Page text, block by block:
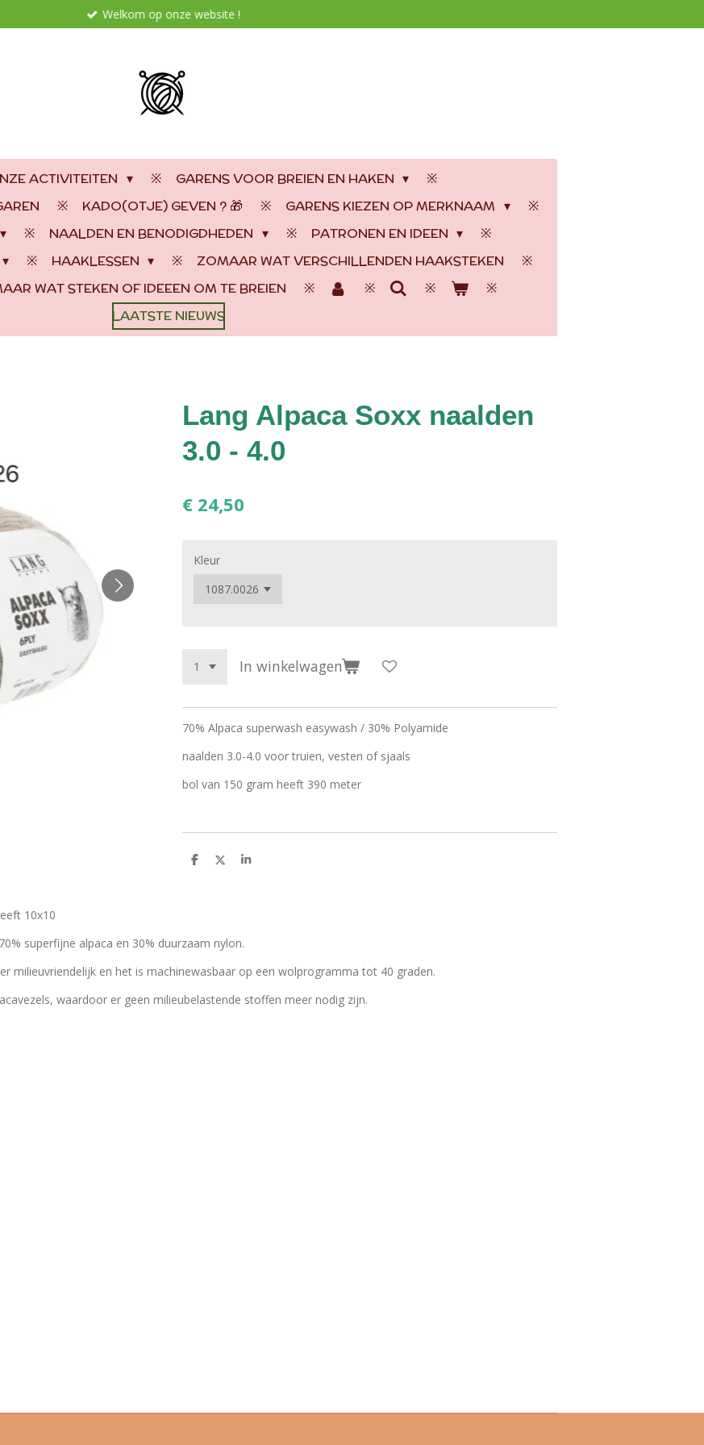
Welkom op onze website !
ACTIVITEITEN
GARENS VOOR BREIEN EN HAKEN
KADO(OTJE) GEVEN ? 🎁
GARENS KIEZEN OP MERKNAAM
NAALDEN EN BENODIGDHEDEN
PATRONEN EN IDEEN
HAAKLESSEN
ZOMAAR WAT VERSCHILLENDEN HAAKSTEKEN
WAT STEKEN OF IDEEEN OM TE BREIEN
LAATSTE NIEUWS
Lang Alpaca Soxx naalden
3.0 - 4.0
€ 24,50
Kleur
In winkelwagen
70% Alpaca superwash easywash / 30% Polyamide
naalden 3.0-4.0 voor truien, vesten of sjaals
bol van 150 gram heeft 390 meter
D
D
S
10x10
superfijne alpaca en 30% duurzaam nylon.
milieuvriendelijk en het is machinewasbaar op een wolprogramma tot 40 graden.
waardoor er geen milieubelastende stoffen meer nodig zijn.